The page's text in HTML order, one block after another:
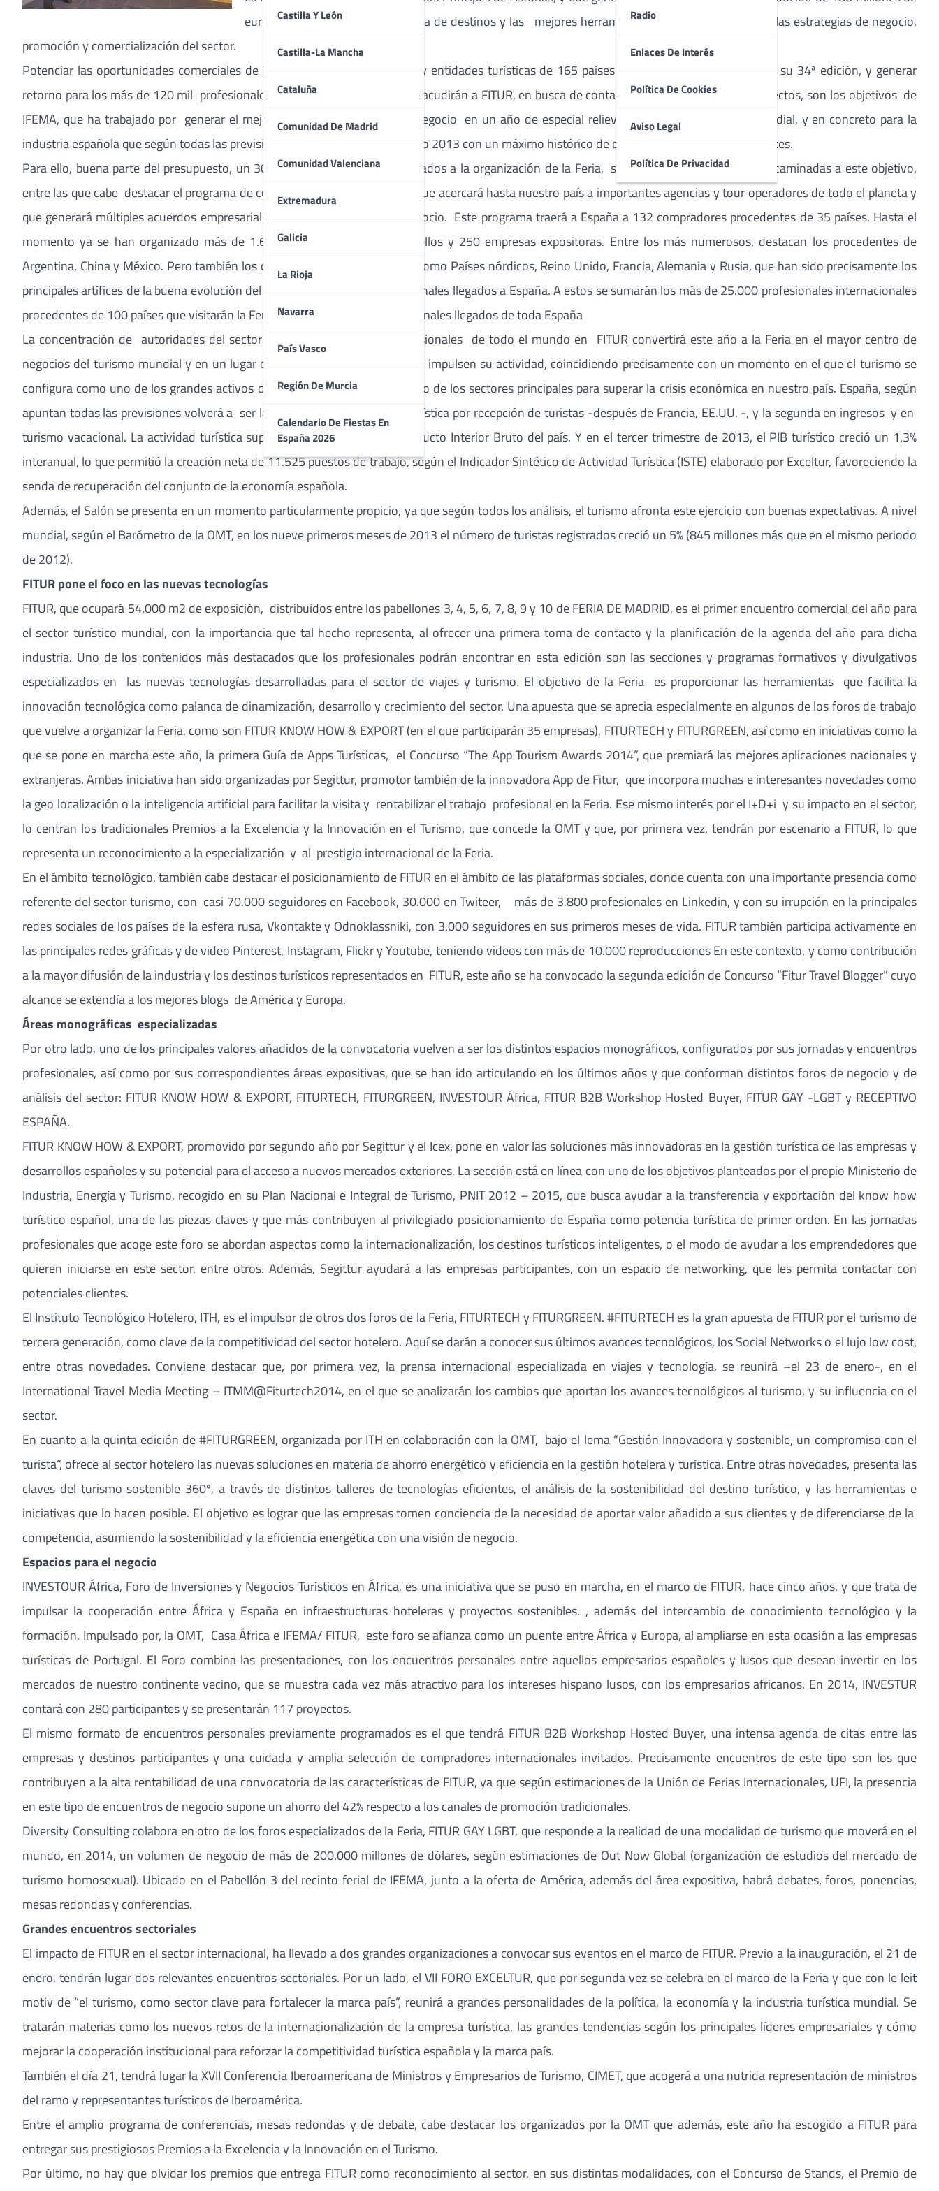
Castilla Y León
Castilla-La Mancha
Cataluña
Comunidad De Madrid
Comunidad Valenciana
Extremadura
Galicia
La Rioja
Navarra
País Vasco
Región De Murcia
Calendario De Fiestas En
España 2026
Radio
Enlaces De Interés
Política De Cookies
Aviso Legal
Política De Privacidad
euros, reunirá la más amplia oferta de destinos y las mejores herramientas para ayudar a mejorar las estrategias de negocio,
promoción y comercialización del sector.
Potenciar las oportunidades comerciales de las cerca de 9.000 empresas y entidades turísticas de 165 países y regiones que expondrán en su 34ª edición, y generar
retorno para los más de 120 mil profesionales de la industria turística que acudirán a FITUR, en busca de contactos, acuerdos y nuevos proyectos, son los objetivos de
IFEMA, que ha trabajado por generar el mejor entorno profesional y de negocio en un año de especial relieve para el sector turístico mundial, y en concreto para la
industria española que según todas las previsiones España cerrará el ejercicio 2013 con un máximo histórico de cerca de 60 millones de visitantes.
Para ello, buena parte del presupuesto, un 30%, de los 10 millones destinados a la organización de la Feria, se ha destinado a acciones encaminadas a este objetivo,
entre las que cabe destacar el programa de compradores internacionales, que acercará hasta nuestro país a importantes agencias y tour operadores de todo el planeta y
que generará múltiples acuerdos empresariales y nuevos proyectos de negocio. Este programa traerá a España a 132 compradores procedentes de 35 países. Hasta el
momento ya se han organizado más de 1.600 citas de negocio entre ellos y 250 empresas expositoras. Entre los más numerosos, destacan los procedentes de
Argentina, China y México. Pero también los de territorios tan destacados como Países nórdicos, Reino Unido, Francia, Alemania y Rusia, que han sido precisamente los
principales artífices de la buena evolución del número de turistas internacionales llegados a España. A estos se sumarán los más de 25.000 profesionales internacionales
procedentes de 100 países que visitarán la Feria, y los cerca de 95.000 nacionales llegados de toda España
La concentración de autoridades del sector del turismo, agentes y profesionales de todo el mundo en FITUR convertirá este año a la Feria en el mayor centro de
negocios del turismo mundial y en un lugar clave para que los expositores impulsen su actividad, coincidiendo precisamente con un momento en el que el turismo se
configura como uno de los grandes activos de la marca España y como uno de los sectores principales para superar la crisis económica en nuestro país. España, según
apuntan todas las previsiones volverá a ser la tercera potencia mundial turística por recepción de turistas -después de Francia, EE.UU. -, y la segunda en ingresos y en
turismo vacacional. La actividad turística supone más de un 10% del Producto Interior Bruto del país. Y en el tercer trimestre de 2013, el PIB turístico creció un 1,3%
interanual, lo que permitió la creación neta de 11.525 puestos de trabajo, según el Indicador Sintético de Actividad Turística (ISTE) elaborado por Exceltur, favoreciendo la
senda de recuperación del conjunto de la economía española.
Además, el Salón se presenta en un momento particularmente propicio, ya que según todos los análisis, el turismo afronta este ejercicio con buenas expectativas. A nivel
mundial, según el Barómetro de la OMT, en los nueve primeros meses de 2013 el número de turistas registrados creció un 5% (845 millones más que en el mismo periodo
de 2012).
FITUR pone el foco en las nuevas tecnologías
FITUR, que ocupará 54.000 m2 de exposición, distribuidos entre los pabellones 3, 4, 5, 6, 7, 8, 9 y 10 de FERIA DE MADRID, es el primer encuentro comercial del año para
el sector turístico mundial, con la importancia que tal hecho representa, al ofrecer una primera toma de contacto y la planificación de la agenda del año para dicha
industria. Uno de los contenidos más destacados que los profesionales podrán encontrar en esta edición son las secciones y programas formativos y divulgativos
especializados en las nuevas tecnologías desarrolladas para el sector de viajes y turismo. El objetivo de la Feria es proporcionar las herramientas que facilita la
innovación tecnológica como palanca de dinamización, desarrollo y crecimiento del sector. Una apuesta que se aprecia especialmente en algunos de los foros de trabajo
que vuelve a organizar la Feria, como son FITUR KNOW HOW & EXPORT (en el que participarán 35 empresas), FITURTECH y FITURGREEN, así como en iniciativas como la
que se pone en marcha este año, la primera Guía de Apps Turísticas, el Concurso “The App Tourism Awards 2014”, que premiará las mejores aplicaciones nacionales y
extranjeras. Ambas iniciativa han sido organizadas por Segittur, promotor también de la innovadora App de Fitur, que incorpora muchas e interesantes novedades como
la geo localización o la inteligencia artificial para facilitar la visita y rentabilizar el trabajo profesional en la Feria. Ese mismo interés por el I+D+i y su impacto en el sector,
lo centran los tradicionales Premios a la Excelencia y la Innovación en el Turismo, que concede la OMT y que, por primera vez, tendrán por escenario a FITUR, lo que
representa un reconocimiento a la especialización y al prestigio internacional de la Feria.
En el ámbito tecnológico, también cabe destacar el posicionamiento de FITUR en el ámbito de las plataformas sociales, donde cuenta con una importante presencia como
referente del sector turismo, con casi 70.000 seguidores en Facebook, 30.000 en Twiteer, más de 3.800 profesionales en Linkedin, y con su irrupción en la principales
redes sociales de los países de la esfera rusa, Vkontakte y Odnoklassniki, con 3.000 seguidores en sus primeros meses de vida. FITUR también participa activamente en
las principales redes gráficas y de video Pinterest, Instagram, Flickr y Youtube, teniendo videos con más de 10.000 reproducciones En este contexto, y como contribución
a la mayor difusión de la industria y los destinos turísticos representados en FITUR, este año se ha convocado la segunda edición de Concurso “Fitur Travel Blogger” cuyo
alcance se extendía a los mejores blogs de América y Europa.
Áreas monográficas especializadas
Por otro lado, uno de los principales valores añadidos de la convocatoria vuelven a ser los distintos espacios monográficos, configurados por sus jornadas y encuentros
profesionales, así como por sus correspondientes áreas expositivas, que se han ido articulando en los últimos años y que conforman distintos foros de negocio y de
análisis del sector: FITUR KNOW HOW & EXPORT, FITURTECH, FITURGREEN, INVESTOUR África, FITUR B2B Workshop Hosted Buyer, FITUR GAY -LGBT y RECEPTIVO
ESPAÑA.
FITUR KNOW HOW & EXPORT, promovido por segundo año por Segittur y el Icex, pone en valor las soluciones más innovadoras en la gestión turística de las empresas y
desarrollos españoles y su potencial para el acceso a nuevos mercados exteriores. La sección está en línea con uno de los objetivos planteados por el propio Ministerio de
Industria, Energía y Turismo, recogido en su Plan Nacional e Integral de Turismo, PNIT 2012 – 2015, que busca ayudar a la transferencia y exportación del know how
turístico español, una de las piezas claves y que más contribuyen al privilegiado posicionamiento de España como potencia turística de primer orden. En las jornadas
profesionales que acoge este foro se abordan aspectos como la internacionalización, los destinos turísticos inteligentes, o el modo de ayudar a los emprendedores que
quieren iniciarse en este sector, entre otros. Además, Segittur ayudará a las empresas participantes, con un espacio de networking, que les permita contactar con
potenciales clientes.
El Instituto Tecnológico Hotelero, ITH, es el impulsor de otros dos foros de la Feria, FITURTECH y FITURGREEN. #FITURTECH es la gran apuesta de FITUR por el turismo de
tercera generación, como clave de la competitividad del sector hotelero. Aquí se darán a conocer sus últimos avances tecnológicos, los Social Networks o el lujo low cost,
entre otras novedades. Conviene destacar que, por primera vez, la prensa internacional especializada en viajes y tecnología, se reunirá –el 23 de enero-, en el
International Travel Media Meeting – ITMM@Fiturtech2014, en el que se analizarán los cambios que aportan los avances tecnológicos al turismo, y su influencia en el
sector.
En cuanto a la quinta edición de #FITURGREEN, organizada por ITH en colaboración con la OMT, bajo el lema “Gestión Innovadora y sostenible, un compromiso con el
turista”, ofrece al sector hotelero las nuevas soluciones en materia de ahorro energético y eficiencia en la gestión hotelera y turística. Entre otras novedades, presenta las
claves del turismo sostenible 360º, a través de distintos talleres de tecnologías eficientes, el análisis de la sostenibilidad del destino turístico, y las herramientas e
iniciativas que lo hacen posible. El objetivo es lograr que las empresas tomen conciencia de la necesidad de aportar valor añadido a sus clientes y de diferenciarse de la
competencia, asumiendo la sostenibilidad y la eficiencia energética con una visión de negocio.
Espacios para el negocio
INVESTOUR África, Foro de Inversiones y Negocios Turísticos en África, es una iniciativa que se puso en marcha, en el marco de FITUR, hace cinco años, y que trata de
impulsar la cooperación entre África y España en infraestructuras hoteleras y proyectos sostenibles. , además del intercambio de conocimiento tecnológico y la
formación. Impulsado por, la OMT, Casa África e IFEMA/ FITUR, este foro se afianza como un puente entre África y Europa, al ampliarse en esta ocasión a las empresas
turísticas de Portugal. El Foro combina las presentaciones, con los encuentros personales entre aquellos empresarios españoles y lusos que desean invertir en los
mercados de nuestro continente vecino, que se muestra cada vez más atractivo para los intereses hispano lusos, con los empresarios africanos. En 2014, INVESTUR
contará con 280 participantes y se presentarán 117 proyectos.
El mismo formato de encuentros personales previamente programados es el que tendrá FITUR B2B Workshop Hosted Buyer, una intensa agenda de citas entre las
empresas y destinos participantes y una cuidada y amplia selección de compradores internacionales invitados. Precisamente encuentros de este tipo son los que
contribuyen a la alta rentabilidad de una convocatoria de las características de FITUR, ya que según estimaciones de la Unión de Ferias Internacionales, UFI, la presencia
en este tipo de encuentros de negocio supone un ahorro del 42% respecto a los canales de promoción tradicionales.
Diversity Consulting colabora en otro de los foros especializados de la Feria, FITUR GAY LGBT, que responde a la realidad de una modalidad de turismo que moverá en el
mundo, en 2014, un volumen de negocio de más de 200.000 millones de dólares, según estimaciones de Out Now Global (organización de estudios del mercado de
turismo homosexual). Ubicado en el Pabellón 3 del recinto ferial de IFEMA, junto a la oferta de América, además del área expositiva, habrá debates, foros, ponencias,
mesas redondas y conferencias.
Grandes encuentros sectoriales
El impacto de FITUR en el sector internacional, ha llevado a dos grandes organizaciones a convocar sus eventos en el marco de FITUR. Previo a la inauguración, el 21 de
enero, tendrán lugar dos relevantes encuentros sectoriales. Por un lado, el VII FORO EXCELTUR, que por segunda vez se celebra en el marco de la Feria y que con le leit
motiv de “el turismo, como sector clave para fortalecer la marca país”, reunirá a grandes personalidades de la política, la economía y la industria turística mundial. Se
tratarán materias como los nuevos retos de la internacionalización de la empresa turística, las grandes tendencias según los principales líderes empresariales y cómo
mejorar la cooperación institucional para reforzar la competitividad turística española y la marca país.
También el día 21, tendrá lugar la XVII Conferencia Iberoamericana de Ministros y Empresarios de Turismo, CIMET, que acogerá a una nutrida representación de ministros
del ramo y representantes turísticos de Iberoamérica.
Entre el amplio programa de conferencias, mesas redondas y de debate, cabe destacar los organizados por la OMT que además, este año ha escogido a FITUR para
entregar sus prestigiosos Premios a la Excelencia y la Innovación en el Turismo.
Por último, no hay que olvidar los premios que entrega FITUR como reconocimiento al sector, en sus distintas modalidades, con el Concurso de Stands, el Premio de